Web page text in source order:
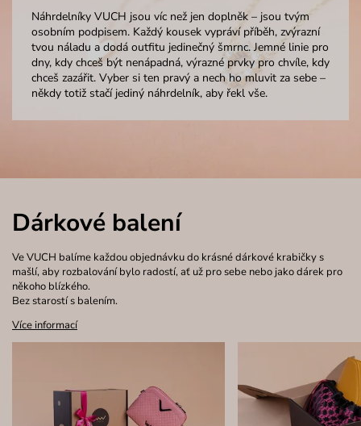
Náhrdelníky VUCH jsou víc než jen doplněk – jsou tvým
osobním podpisem. Každý kousek vypráví příběh, zvýrazní
tvou náladu a dodá outfitu jedinečný šmrnc. Jemné linie pro
dny, kdy chceš být nenápadná, výrazné prvky pro chvíle, kdy
chceš zazářit. Vyber si ten pravý a nech ho mluvit za sebe –
někdy totiž stačí jediný náhrdelník, aby řekl vše.
Dárkové balení
Ve VUCH balíme každou objednávku do krásné dárkové krabičky s
mašlí, aby rozbalování bylo radostí, ať už pro sebe nebo jako dárek pro
někoho blízkého.
Bez starostí s balením.
Více informací